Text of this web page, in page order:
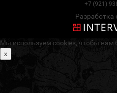
+7 (921)
Разработка
Мы используем cookies, чтобы вам
x